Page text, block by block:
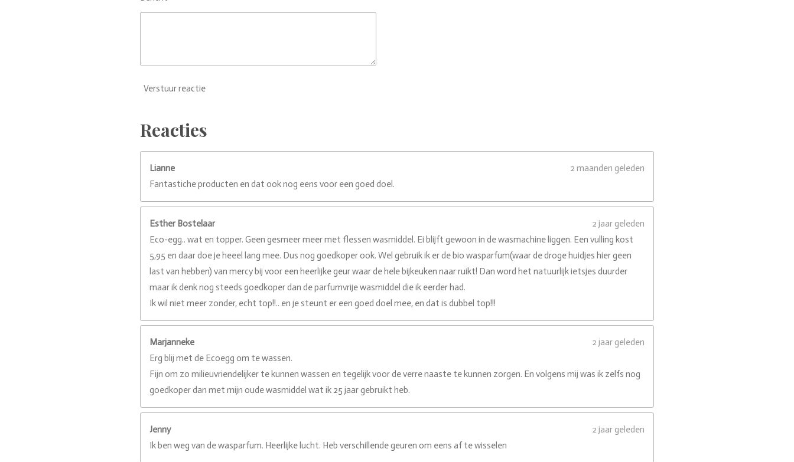
r
Verstuur reactie
Reacties
Lianne
2 maanden geleden
Fantastiche producten en dat ook nog eens voor een goed doel.
Esther Bostelaar
2 jaar geleden
Eco-egg.. wat en topper. Geen gesmeer meer met flessen wasmiddel. Ei blijft gewoon in de wasmachine liggen. Een vulling kost
5,95 en daar doe je heeel lang mee. Dus nog goedkoper ook. Wel gebruik ik er de bio wasparfum(waar de droge huidjes hier geen
last van hebben) van mercy bij voor een heerlijke geur waar de hele bijkeuken naar ruikt! Dan word het natuurlijk ietsjes duurder
maar ik denk nog steeds goedkoper dan de parfumvrije wasmiddel die ik eerder had.
Ik wil niet meer zonder, echt top!!.. en je steunt er een goed doel mee, en dat is dubbel top!!!
Marjanneke
2 jaar geleden
Erg blij met de Ecoegg om te wassen.
Fijn om zo milieuvriendelijker te kunnen wassen en tegelijk voor de verre naaste te kunnen zorgen. En volgens mij was ik zelfs nog
goedkoper dan met mijn oude wasmiddel wat ik 25 jaar gebruikt heb.
Jenny
2 jaar geleden
Ik ben weg van de wasparfum. Heerlijke lucht. Heb verschillende geuren om eens af te wisselen